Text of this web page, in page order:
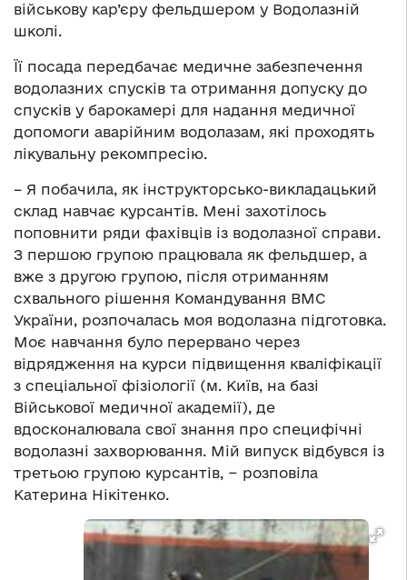
військову кар’єру фельдшером у Водолазній
школі.
Її посада передбачає медичне забезпечення
водолазних спусків та отримання допуску до
спусків у барокамері для надання медичної
допомоги аварійним водолазам, які проходять
лікувальну рекомпресію.
– Я побачила, як інструкторсько-викладацький
склад навчає курсантів. Мені захотілось
поповнити ряди фахівців із водолазної справи.
З першою групою працювала як фельдшер, а
вже з другою групою, після отриманням
схвального рішення Командування ВМС
України, розпочалась моя водолазна підготовка.
Моє навчання було перервано через
відрядження на курси підвищення кваліфікації
з спеціальної фізіології (м. Київ, на базі
Військової медичної академії), де
вдосконалювала свої знання про специфічні
водолазні захворювання. Мій випуск відбувся із
третьою групою курсантів, − розповіла
Катерина Нікітенко.